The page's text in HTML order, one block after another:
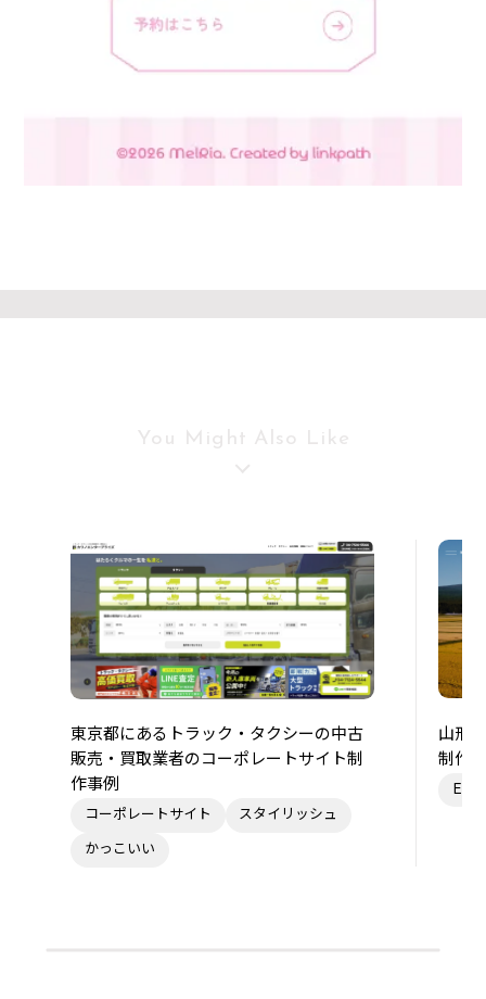
You Might Also Like
東京都にあるトラック・タクシーの中古
販売・買取業者のコーポレートサイト制
作事例
コーポレートサイト スタイリッシュ
かっこいい
山形
制作
EC